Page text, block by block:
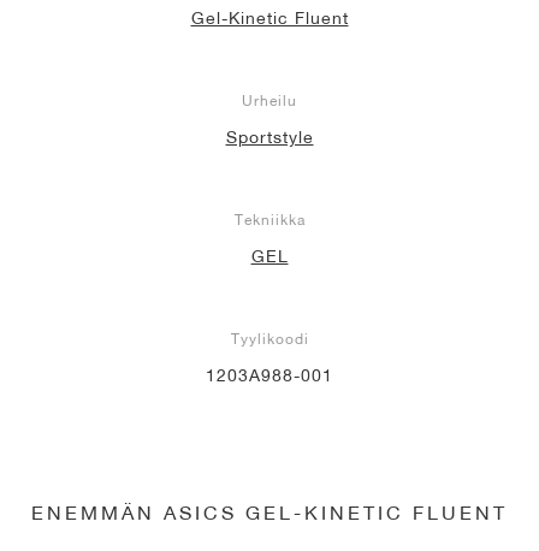
Gel-Kinetic Fluent
Urheilu
Sportstyle
Tekniikka
GEL
Tyylikoodi
1203A988-001
ENEMMÄN ASICS GEL-KINETIC FLUENT